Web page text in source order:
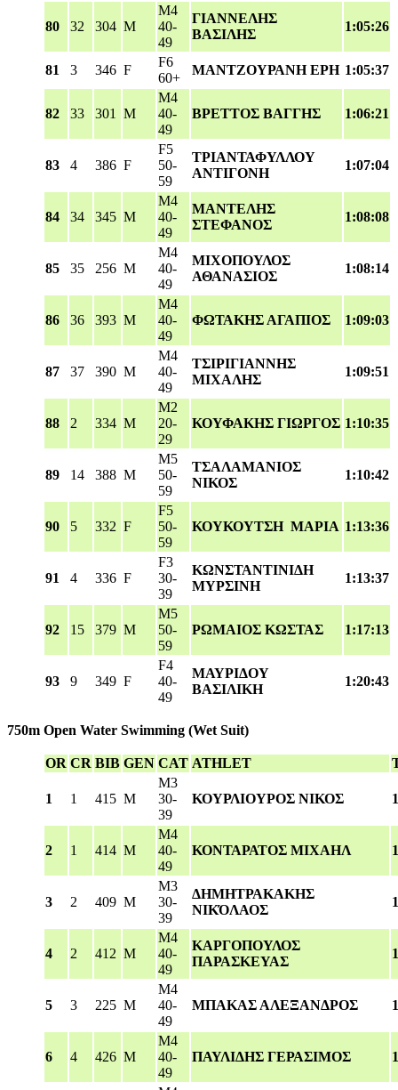
80 32 304 M
M4
40-
49
ΓΙΑΝΝΕΛΗΣ
ΒΑΣΙΛΗΣ
1:05:26
81 3 346 F
F6
60+
ΜΑΝΤΖΟΥΡΑΝΗ ΕΡΗ 1:05:37
82 33 301 M
M4
40-
49
ΒΡΕΤΤΟΣ ΒΑΓΓΗΣ 1:06:21
83 4 386 F
F5
50-
59
ΤΡΙΑΝΤΑΦΥΛΛΟΥ
ΑΝΤΙΓΟΝΗ
1:07:04
84 34 345 M
M4
40-
49
ΜΑΝΤΕΛΗΣ
ΣΤΕΦΑΝΟΣ
1:08:08
85 35 256 M
M4
40-
49
ΜΙΧΟΠΟΥΛΟΣ
ΑΘΑΝΑΣΙΟΣ
1:08:14
86 36 393 M
M4
40-
49
ΦΩΤΑΚΗΣ ΑΓΑΠΙΟΣ 1:09:03
87 37 390 M
M4
40-
49
ΤΣΙΡΙΓΙΑΝΝΗΣ
ΜΙΧΑΛΗΣ
1:09:51
88 2 334 M
M2
20-
29
ΚΟΥΦΑΚΗΣ ΓΙΩΡΓΟΣ 1:10:35
89 14 388 M
M5
50-
59
ΤΣΑΛΑΜΑΝΙΟΣ
ΝΙΚΟΣ
1:10:42
90 5 332 F
F5
50-
59
ΚΟΥΚΟΥΤΣΗ ΜΑΡΙΑ 1:13:36
91 4 336 F
F3
30-
39
ΚΩΝΣΤΑΝΤΙΝΙΔΗ
ΜΥΡΣΙΝΗ
1:13:37
92 15 379 M
M5
50-
59
ΡΩΜΑΙΟΣ ΚΩΣΤΑΣ 1:17:13
93 9 349 F
F4
40-
49
ΜΑΥΡΙΔΟΥ
ΒΑΣΙΛΙΚΗ
1:20:43
750m Open Water Swimming (Wet Suit)
OR CR BIB GEN CAT ATHLET
1 1 415 M
M3
30-
39
ΚΟΥΡΛΙΟΥΡΟΣ ΝΙΚΟΣ
2 1 414 M
M4
40-
49
ΚΟΝΤΑΡΑΤΟΣ ΜΙΧΑΗΛ
3 2 409 M
M3
30-
39
ΔΗΜΗΤΡΑΚΑΚΗΣ
ΝΙΚΌΛΑΟΣ
4 2 412 M
M4
40-
49
ΚΑΡΓΟΠΟΥΛΟΣ
ΠΑΡΑΣΚΕΥΑΣ
5 3 225 M
M4
40-
49
ΜΠΑΚΑΣ ΑΛΕΞΑΝΔΡΟΣ
6 4 426 M
M4
40-
49
ΠΑΥΛΙΔΗΣ ΓΕΡΑΣΙΜΟΣ